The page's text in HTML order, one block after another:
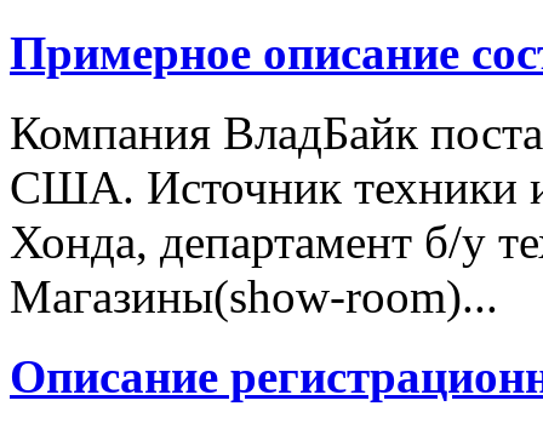
Примерное описание
Компания ВладБайк
США. Источник техники
Хонда, департамент б/у
Магазины(show-room)...
Описание